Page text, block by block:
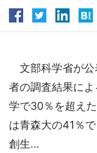
文部科学省が公
者の調査結果に
学で30％を超え
は青森大の41％
創生...